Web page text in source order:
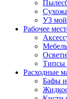
УЗ
Рабочее
Типсы
Расходные
Бафы